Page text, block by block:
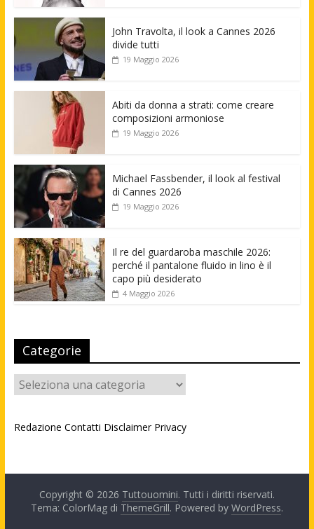
John Travolta, il look a Cannes 2026
divide tutti
19 Maggio 2026
Abiti da donna a strati: come creare
composizioni armoniose
19 Maggio 2026
Michael Fassbender, il look al festival
di Cannes 2026
19 Maggio 2026
Il re del guardaroba maschile 2026:
perché il pantalone fluido in lino è il
capo più desiderato
4 Maggio 2026
Categorie
Categorie
Redazione Contatti Disclaimer Privacy
Copyright © 2026 Tuttouomini. Tutti i diritti riservati.
Tema: ColorMag di ThemeGrill. Powered by WordPress.